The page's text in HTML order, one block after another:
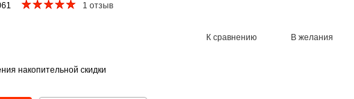
1 отзыв
К сравнению В желания
накопительной скидки